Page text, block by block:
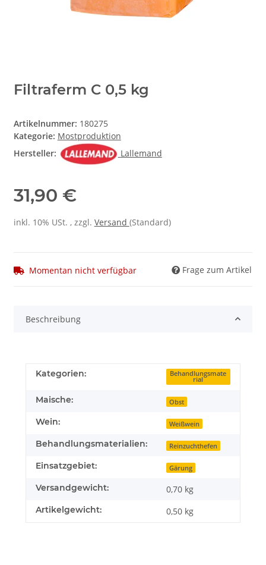
Filtraferm C 0,5 kg
Artikelnummer: 180275
Kategorie: Mostproduktion
Hersteller:
Lallemand
31,90 €
inkl. 10% USt. , zzgl. Versand (Standard)
Momentan nicht verfügbar Frage zum Artikel
Beschreibung
Kategorien: Behandlungsmate
rial
Maische: Obst
Wein: Weißwein
Behandlungsmaterialien: Reinzuchthefen
Einsatzgebiet: Gärung
Versandgewicht: 0,70 kg
Artikelgewicht: 0,50 kg